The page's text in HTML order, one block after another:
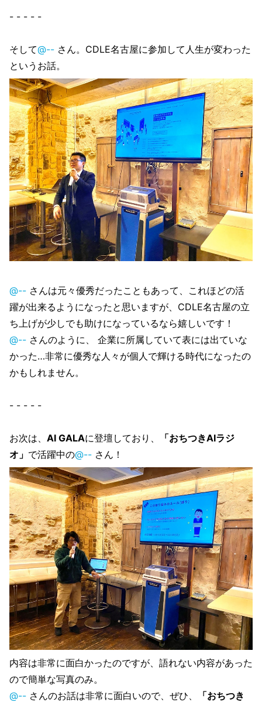
- - - - -
そして@-- さん。CDLE名古屋に参加して人生が変わった
というお話。
@-- さんは元々優秀だったこともあって、これほどの活
躍が出来るようになったと思いますが、CDLE名古屋の立
ち上げが少しでも助けになっているなら嬉しいです！
@-- さんのように、 企業に所属していて表には出ていな
かった…非常に優秀な人々が個人で輝ける時代になったの
かもしれません。
- - - - -
お次は、 AI GALAに登壇しており、
「おちつきAIラジ
オ」 で活躍中の@-- さん！
内容は非常に面白かったのですが、語れない内容があった
ので簡単な写真のみ。
@-- さんのお話は非常に面白いので、ぜひ、
「おちつき